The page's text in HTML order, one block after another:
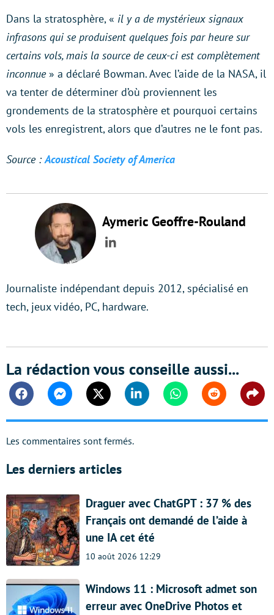
Dans la stratosphère, « il y a de mystérieux signaux
infrasons qui se produisent quelques fois par heure sur
certains vols, mais la source de ceux-ci est complètement
inconnue » a déclaré Bowman. Avec l’aide de la NASA, il
va tenter de déterminer d’où proviennent les
grondements de la stratosphère et pourquoi certains
vols les enregistrent, alors que d’autres ne le font pas.
Source :Acoustical Society of America
Aymeric Geoffre-Rouland
LinkedIn
Journaliste indépendant depuis 2012, spécialisé en
tech, jeux vidéo, PC, hardware.
La rédaction vous conseille aussi...
FacebookMessengerTwitter Linkedin WhatsappReddit
Les commentaires sont fermés.
Les derniers articles
Draguer avec ChatGPT : 37 % des
Français ont demandé de l’aide à
une IA cet été
10 août 2026 12:29
Windows 11 : Microsoft admet son
erreur avec OneDrive Photos et